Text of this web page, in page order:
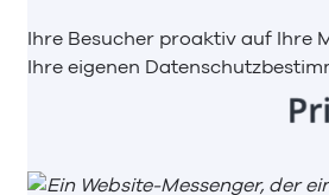
Ihre Besucher proaktiv auf Ihre
Ihre eigenen